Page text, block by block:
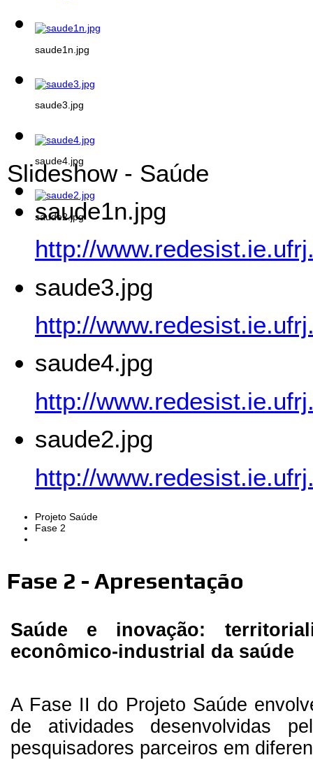
saude1n.jpg
saude3.jpg
saude4.jpg
saude2.jpg
Slideshow - Saúde
saude1n.jpg
http://
saude3.jpg
http://
saude4.jpg
http://
saude2.jpg
http://
Projeto Saúde
Fase 2
Fase 2 - Apresentação
Saúde e inovação:
econômico-industrial da saúde
A Fase II do Projeto Saúde
de atividades desenvolvidas
pesquisadores parceiros em